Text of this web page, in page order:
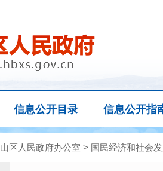
信息公开目录 信息公开指
区人民政府办公室 > 国民经济和社会